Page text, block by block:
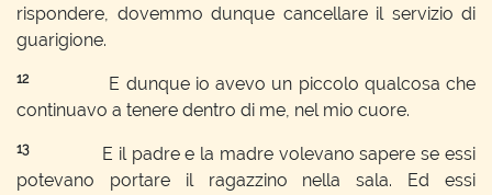
rispondere, dovemmo dunque cancellare il servizio di
guarigione.
12E dunque io avevo un piccolo qualcosa che
continuavo a tenere dentro di me, nel mio cuore.
13E il padre e la madre volevano sapere se essi
potevano portare il ragazzino nella sala. Ed essi